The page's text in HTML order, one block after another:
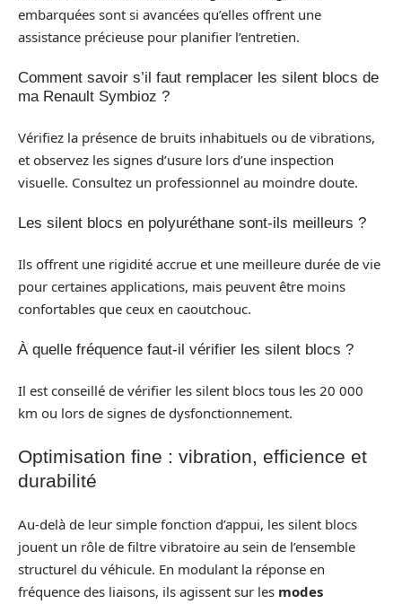
embarquées sont si avancées qu’elles offrent une
assistance précieuse pour planifier l’entretien.
Comment savoir s’il faut remplacer les silent blocs de
ma Renault Symbioz ?
Vérifiez la présence de bruits inhabituels ou de vibrations,
et observez les signes d’usure lors d’une inspection
visuelle. Consultez un professionnel au moindre doute.
Les silent blocs en polyuréthane sont-ils meilleurs ?
Ils offrent une rigidité accrue et une meilleure durée de vie
pour certaines applications, mais peuvent être moins
confortables que ceux en caoutchouc.
À quelle fréquence faut-il vérifier les silent blocs ?
Il est conseillé de vérifier les silent blocs tous les 20 000
km ou lors de signes de dysfonctionnement.
Optimisation fine : vibration, efficience et
durabilité
Au-delà de leur simple fonction d’appui, les silent blocs
jouent un rôle de filtre vibratoire au sein de l’ensemble
structurel du véhicule. En modulant la réponse en
fréquence des liaisons, ils agissent sur les modes